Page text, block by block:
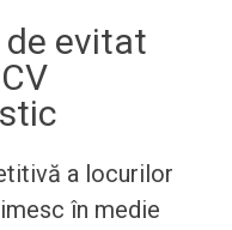
de evitat
a locurilor
în medie